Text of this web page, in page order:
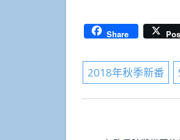
Share
2018年秋季新番